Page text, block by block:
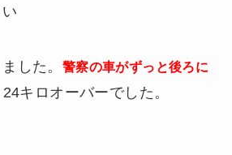
した。
警察の車がずっと後ろに
24キロオーバーでした。